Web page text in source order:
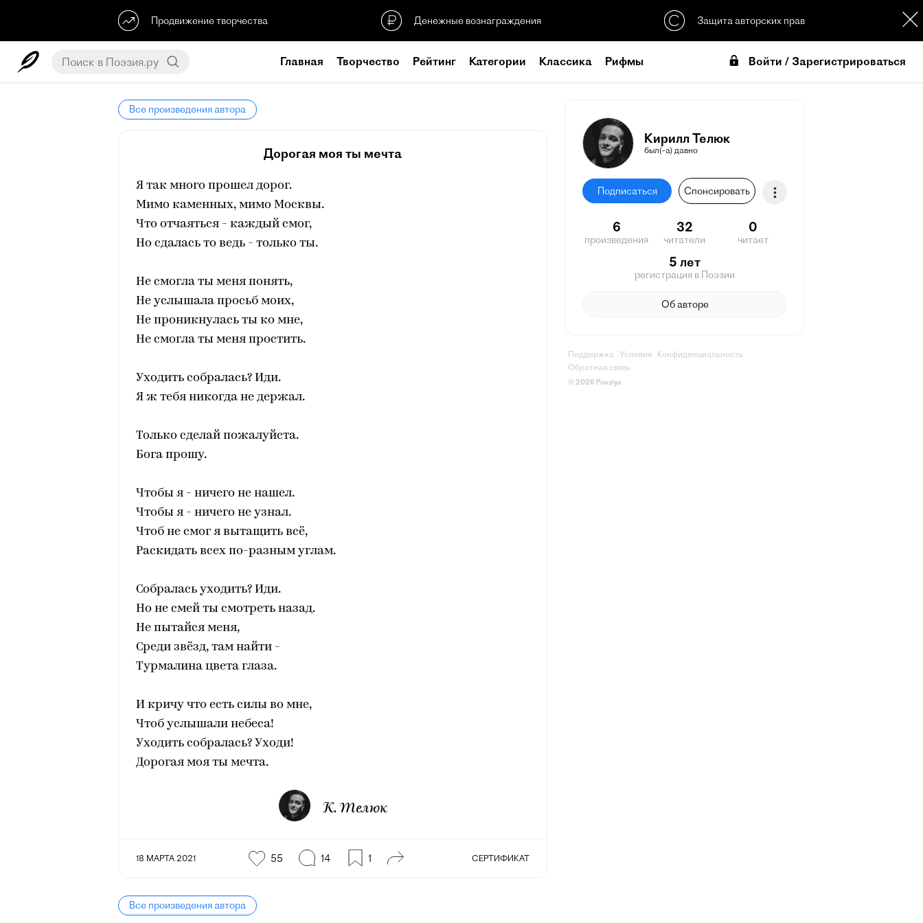
Продвижение творчества Денежные вознаграждения Защита авторских прав
Главная Творчество Рейтинг Категории Классика Рифмы Войти / Зарегистрироваться
Все произведения автора
Дорогая моя ты мечта
Я так много прошел дорог.
Мимо каменных, мимо Москвы.
Что отчаяться - каждый смог,
Но сдалась то ведь - только ты.
Не смогла ты меня понять,
Не услышала просьб моих,
Не проникнулась ты ко мне,
Не смогла ты меня простить.
Уходить собралась? Иди.
Я ж тебя никогда не держал.
Только сделай пожалуйста.
Бога прошу.
Чтобы я - ничего не нашел.
Чтобы я - ничего не узнал.
Чтоб не смог я вытащить всё,
Раскидать всех по-разным углам.
Собралась уходить? Иди.
Но не смей ты смотреть назад.
Не пытайся меня,
Среди звёзд, там найти -
Турмалина цвета глаза.
И кричу что есть силы во мне,
Чтоб услышали небеса!
Уходить собралась? Уходи!
Дорогая моя ты мечта.
К. Телюк
18 МАРТА 2021 55 14 1 СЕРТИФИКАТ
Все произведения автора
Кирилл Телюк
был(-а) давно
Подписаться Спонсировать
6
произведения
32
читатели
0
читает
5 лет
регистрация в Поэзии
Об авторе
Поддержка Условия
Конфиденциальность
Обратная связь
© 2026 Poeziya